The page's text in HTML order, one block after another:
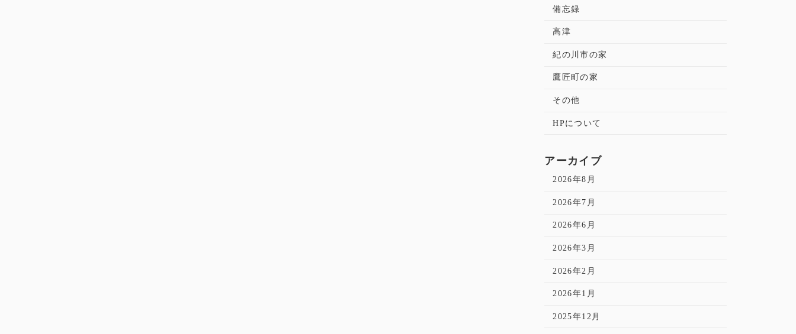
備忘録
高津
紀の川市の家
鷹匠町の家
その他
HPについて
アーカイブ
2026年8月
2026年7月
2026年6月
2026年3月
2026年2月
2026年1月
2025年12月